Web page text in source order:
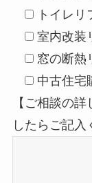
トイレリ
室内改装
窓の断熱
中古住宅
【ご相談の
したらご記入